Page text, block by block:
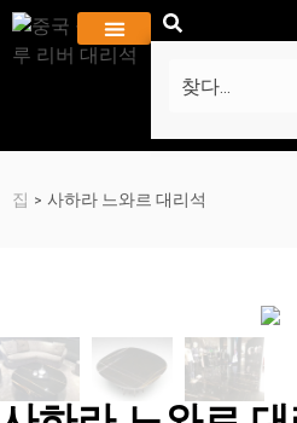
집 > 사하라 느와르 대리석